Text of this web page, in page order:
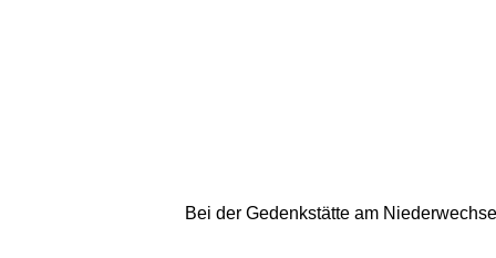
Bei der Gedenkstätte am